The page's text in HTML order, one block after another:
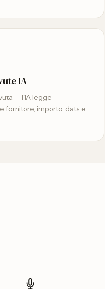
IA
— l'IA legge
fornitore, importo, data e